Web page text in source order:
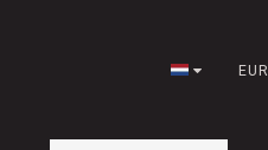
EUR